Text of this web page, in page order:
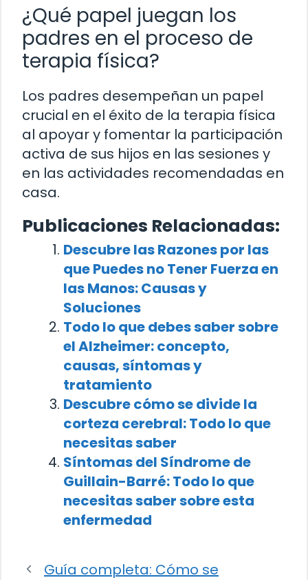
¿Qué papel juegan los
padres en el proceso de
terapia física?
Los padres desempeñan un papel
crucial en el éxito de la terapia física
al apoyar y fomentar la participación
activa de sus hijos en las sesiones y
en las actividades recomendadas en
casa.
Publicaciones Relacionadas:
Descubre las Razones por las
que Puedes no Tener Fuerza en
las Manos: Causas y
Soluciones
Todo lo que debes saber sobre
el Alzheimer: concepto,
causas, síntomas y
tratamiento
Descubre cómo se divide la
corteza cerebral: Todo lo que
necesitas saber
Síntomas del Síndrome de
Guillain-Barré: Todo lo que
necesitas saber sobre esta
enfermedad
Guía completa: Cómo se